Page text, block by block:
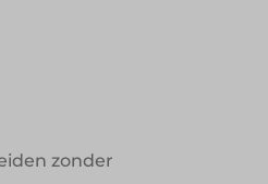
zonder